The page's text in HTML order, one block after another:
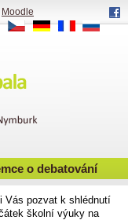
o debatování
Vás pozvat k shlédnutí
školní výuky na
Moodle
CS DE FR RU